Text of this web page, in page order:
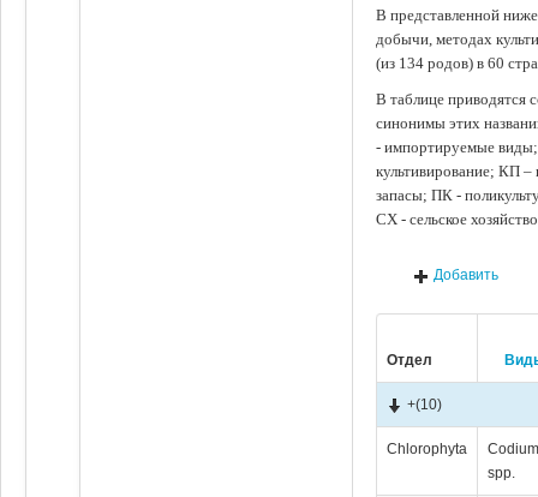
В представленной
добычи, методах
(из 134 родов) в 60
В таблице приводятся
синонимы этих
- импортируемые
культивирование; КП
запасы; ПК -
СХ - сельское
Добавить
Отдел
+(10)
Chlorophyta
spp.